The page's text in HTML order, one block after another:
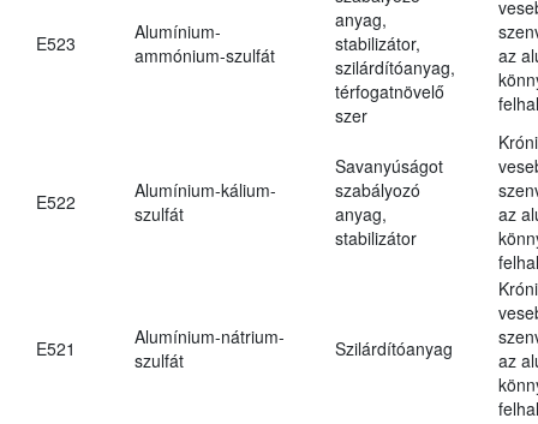
E523
Alumínium-
ammónium-szulfát
anyag,
stabilizátor,
szilárdítóanyag,
térfogatnövelő
szer
az
E522
Alumínium-kálium-
szulfát
Savanyúságot
szabályozó
anyag,
stabilizátor
az
E521
Alumínium-nátrium-
szulfát
Szilárdítóanyag
az